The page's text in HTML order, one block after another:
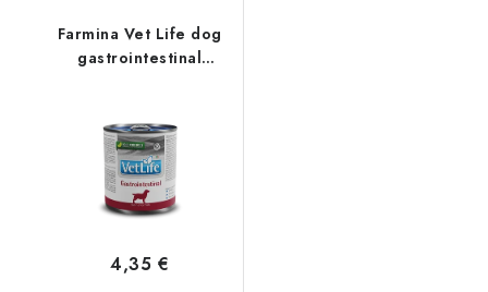
Farmina Vet Life dog
gastrointestinal
4,35 €